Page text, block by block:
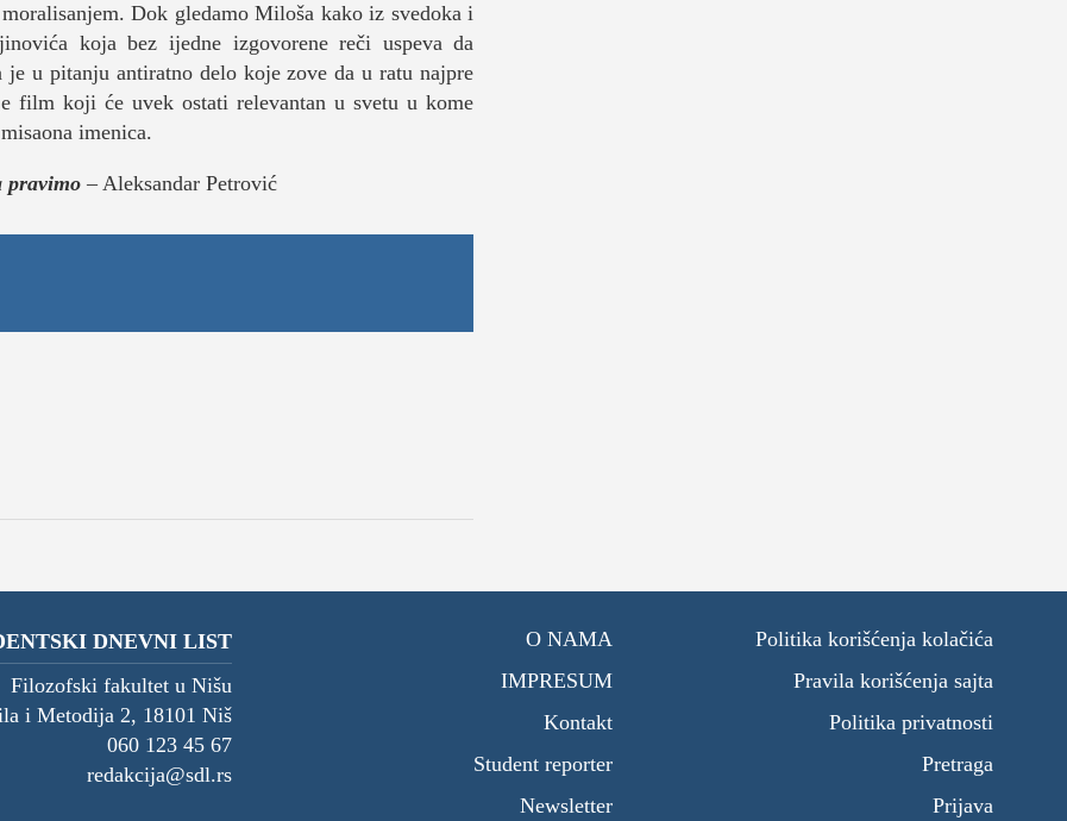
Dok gledamo Miloša kako iz svedoka i
koja bez ijedne izgovorene reči uspeva da
u pitanju antiratno delo koje zove da u ratu najpre
film koji će uvek ostati relevantan u svetu u kome
imenica.
pravimo – Aleksandar Petrović
DNEVNI LIST
Filozofski fakultet u Nišu
i Metodija 2, 18101 Niš
060 123 45 67
redakcija@sdl.rs
O NAMA
IMPRESUM
Kontakt
Student reporter
Newsletter
Politika korišćenja kolačića
Pravila korišćenja sajta
Politika privatnosti
Pretraga
Prijava